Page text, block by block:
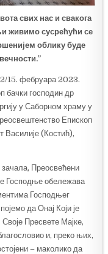
свих нас и свакога
живимо сусрећући се
облику буде
15. фебруара 2023.
бачки господин др
у Саборном храму у
Епископ
Василије (Костић),
зачала, Преосвећени
Господње обележава
Господњег
да Онај Који је
Пресвете Мајке,
и, преко њих,
– маколико да